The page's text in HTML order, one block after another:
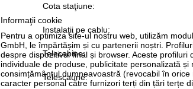
Informaţii cookie
Pentru a optimiza site-ul nostru web, utilizăm
GmbH, le împărtășim și cu partenerii noștri.
despre dispozitivul final și browser. Aceste
individuale de produse, publicitate personalizată
consimțământul dumneavoastră (revocabil în
caracter personal către furnizori terți din țări terțe
Cota staţiune:
Instalaţii pe cablu:
Telecabine:
Telescaune: